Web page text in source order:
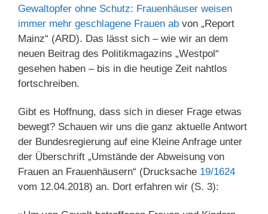
Gewaltopfer ohne Schutz: Frauenhäuser weisen
immer mehr geschlagene Frauen ab von „Report
Mainz“ (ARD). Das lässt sich – wie wir an dem
neuen Beitrag des Politikmagazins „Westpol“
gesehen haben – bis in die heutige Zeit nahtlos
fortschreiben.
Gibt es Hoffnung, dass sich in dieser Frage etwas
bewegt? Schauen wir uns die ganz aktuelle Antwort
der Bundesregierung auf eine Kleine Anfrage unter
der Überschrift „Umstände der Abweisung von
Frauen an Frauenhäusern“ (Drucksache 19/1624
vom 12.04.2018) an. Dort erfahren wir (S. 3):